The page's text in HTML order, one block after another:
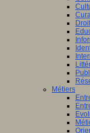
Métiers